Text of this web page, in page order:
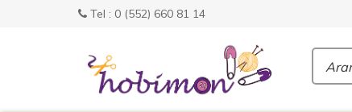
Tel : 0 (552) 660 81 14